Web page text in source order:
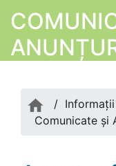
/
Comunicate şi